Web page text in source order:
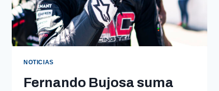
NOTICIAS
Fernando Bujosa suma